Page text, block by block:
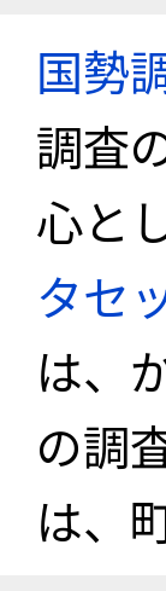
国勢
調査
心と
タセ
は、
の調
は、